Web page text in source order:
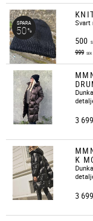
Svart
500
999 SEK
SPARA
50%
3 699
K
3 699